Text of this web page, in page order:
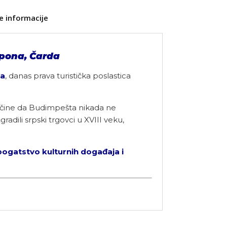
informacije
Čarda
, danas prava turistička poslastica
da Budimpešta nikada ne
srpski trgovci u XVIII veku,
kulturnih događaja i